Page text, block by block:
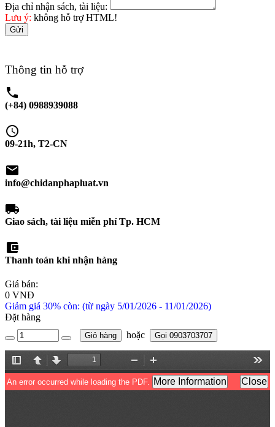
Địa chỉ nhận sách, tài liệu:
Lưu ý: không hỗ trợ HTML!
Gửi
Thông tin hỗ trợ
phone
(+84) 0988939088
schedule
09-21h, T2-CN
email
info@chidanphapluat.vn
local_shipping
Giao sách, tài liệu miễn phí Tp. HCM
account_balance_wallet
Thanh toán khi nhận hàng
Giá bán:
0 VNĐ
Giảm giá 30% còn: (từ ngày 5/01/2026 - 11/01/2026)
Đặt hàng
Giỏ hàng hoặc Gọi 0903703707